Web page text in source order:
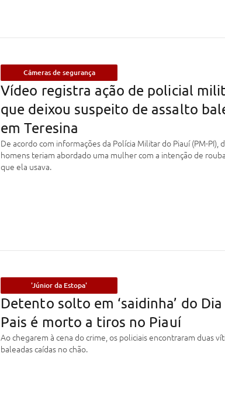
Câmeras de segurança
Vídeo registra ação de policial
que deixou suspeito de assalto
em Teresina
De acordo com informações da Polícia Militar do Piauí (PM-PI),
homens teriam abordado uma mulher com a intenção de
que ela usava.
'Júnior da Estopa'
Detento solto em ‘saidinha’ do
Pais é morto a tiros no Piauí
Ao chegarem à cena do crime, os policiais encontraram duas
baleadas caídas no chão.